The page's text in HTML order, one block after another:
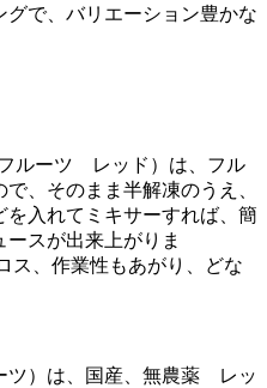
で、バリエーション豊かな
ルーツ レッド）は、フル
、そのまま半解凍のうえ、
入れてミキサーすれば、簡
スが出来上がりま
ス、作業性もあがり、どな
ツ）は、国産、無農薬 レッ